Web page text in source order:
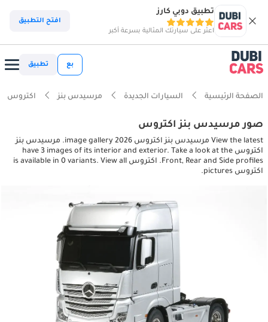
تطبيق دوبي كارز
اعثر على سيارتك المثالية بسرعة أكبر
افتح التطبيق
بع تطبيق
الصفحة الرئيسية السيارات الجديدة مرسيدس بنز اكتروس
صور مرسيدس بنز اكتروس
View the latest مرسيدس بنز اكتروس 2026 image gallery. مرسيدس بنز
اكتروس have 3 images of its interior and exterior. Take a look at the
Front, Rear and Side profiles. اكتروس is available in 0 variants. View all
اكتروس pictures.